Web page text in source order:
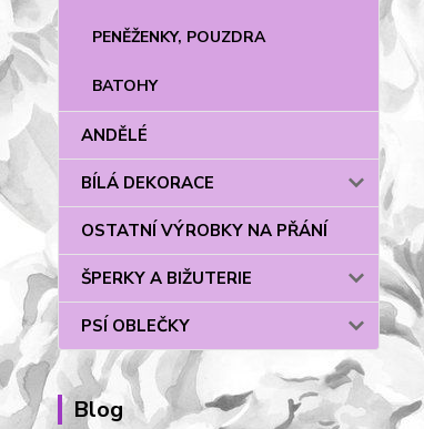
PENĚŽENKY, POUZDRA
BATOHY
ANDĚLÉ
BÍLÁ DEKORACE
OSTATNÍ VÝROBKY NA PŘÁNÍ
ŠPERKY A BIŽUTERIE
PSÍ OBLEČKY
Blog